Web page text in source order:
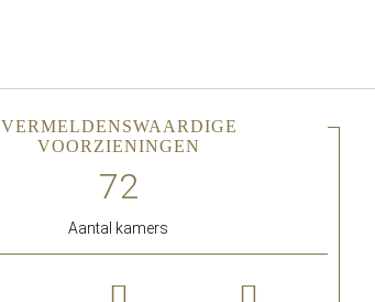
VERMELDENSWAARDIGE
VOORZIENINGEN
Aantal kamers